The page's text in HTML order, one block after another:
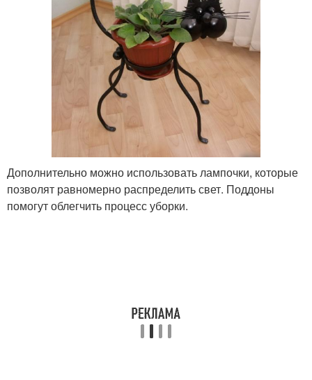
Дополнительно можно использовать лампочки, которые
позволят равномерно распределить свет. Поддоны
помогут облегчить процесс уборки.